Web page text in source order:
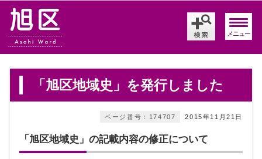
メニュー
「旭区地域史」を発行しました
2015年11月21日
ページ番号：174707
「旭区地域史」の記載内容の修正について